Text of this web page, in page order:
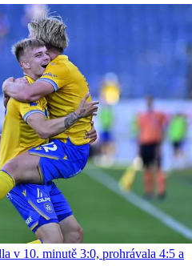
v 10. minutě 3:0, prohrávala 4:5 a